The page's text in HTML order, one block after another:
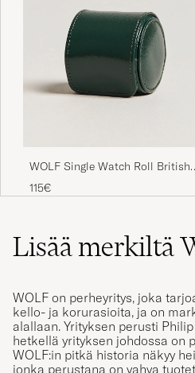
WOLF Single Watch Roll British
Racing Green
115€
Lisää merkiltä
WOLF on perheyritys, joka
kello- ja korurasioita, ja on
alallaan. Yrityksen perusti
hetkellä yrityksen johdossa on
WOLF:in pitkä historia näkyy
jonka perustana on vahva